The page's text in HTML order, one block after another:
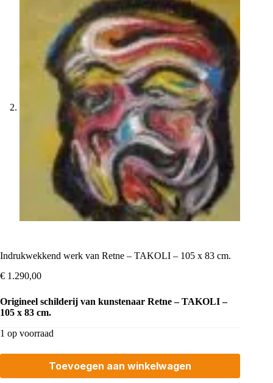
Indrukwekkend werk van Retne – TAKOLI – 105 x 83 cm.
€ 1.290,00
Origineel schilderij van kunstenaar Retne – TAKOLI –
105 x 83 cm.
1 op voorraad
Toevoegen aan winkelwagen